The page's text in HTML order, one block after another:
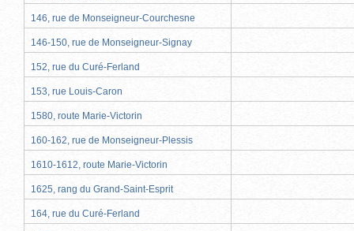
146, rue de Monseigneur-Courchesne
146-150, rue de Monseigneur-Signay
152, rue du Curé-Ferland
153, rue Louis-Caron
1580, route Marie-Victorin
160-162, rue de Monseigneur-Plessis
1610-1612, route Marie-Victorin
1625, rang du Grand-Saint-Esprit
164, rue du Curé-Ferland